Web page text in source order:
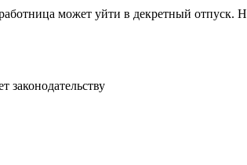
может уйти в декретный отпуск.
законодательству